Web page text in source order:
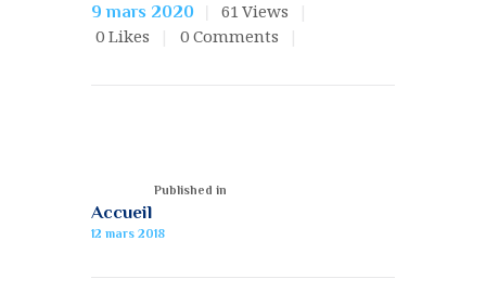
9 mars 2020 61 Views
0 Likes 0 Comments
Published in
Accueil
12 mars 2018